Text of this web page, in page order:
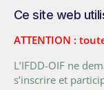
Canada
Tél. :+ (1) 418 692 5727
Fax :+ (1) 418 692
Ce site web
ATTENTION :
L’IFDD-OIF ne
s’inscrire et